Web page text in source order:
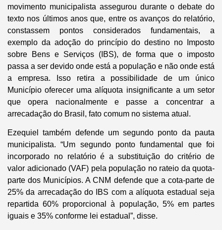
movimento municipalista assegurou durante o debate do
texto nos últimos anos que, entre os avanços do relatório,
constassem pontos considerados fundamentais, a
exemplo da adoção do princípio do destino no Imposto
sobre Bens e Serviços (IBS), de forma que o imposto
passa a ser devido onde está a população e não onde está
a empresa. Isso retira a possibilidade de um único
Município oferecer uma alíquota insignificante a um setor
que opera nacionalmente e passe a concentrar a
arrecadação do Brasil, fato comum no sistema atual.
Ezequiel também defende um segundo ponto da pauta
municipalista. “Um segundo ponto fundamental que foi
incorporado no relatório é a substituição do critério de
valor adicionado (VAF) pela população no rateio da quota-
parte dos Municípios. A CNM defende que a cota-parte de
25% da arrecadação do IBS com a alíquota estadual seja
repartida 60% proporcional à população, 5% em partes
iguais e 35% conforme lei estadual”, disse.